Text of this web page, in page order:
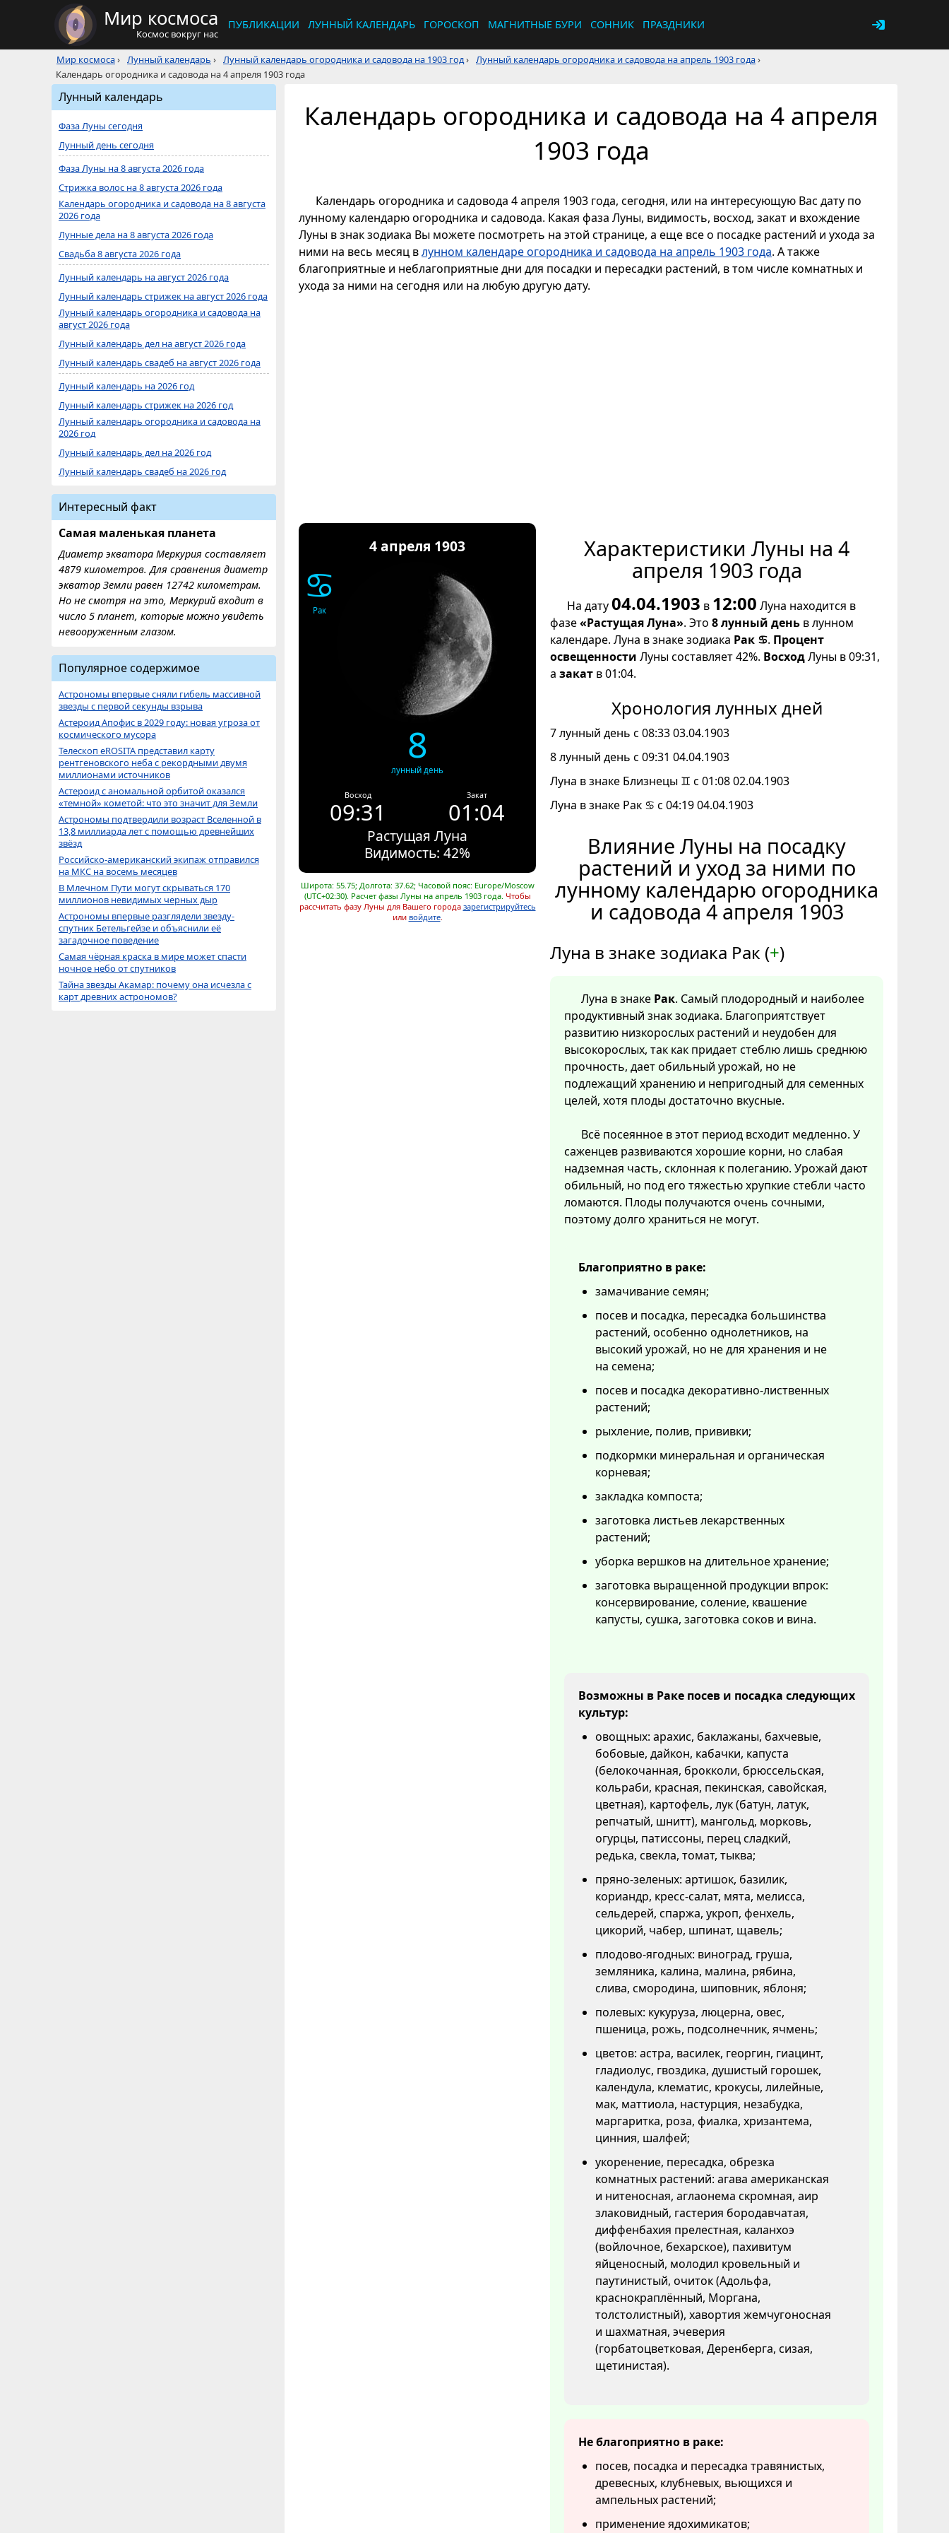
Мир космоса
Космос вокруг нас
ПУБЛИКАЦИИ ЛУННЫЙ КАЛЕНДАРЬ ГОРОСКОП МАГНИТНЫЕ БУРИ СОННИК ПРАЗДНИКИ
Мир космоса› Лунный календарь › Лунный календарь огородника и садовода на 1903 год› Лунный календарь огородника и садовода на апрель 1903 года›
Календарь огородника и садовода на 4 апреля 1903 года
Календарь огородника и садовода на 4 апреля
1903 года
Календарь огородника и садовода 4 апреля 1903 года, сегодня, или на интересующую Вас дату по
лунному календарю огородника и садовода. Какая фаза Луны, видимость, восход, закат и вхождение
Луны в знак зодиака Вы можете посмотреть на этой странице, а еще все о посадке растений и ухода за
ними на весь месяц влунном календаре огородника и садовода на апрель 1903 года. А также
благоприятные и неблагоприятные дни для посадки и пересадки растений, в том числе комнатных и
ухода за ними на сегодня или на любую другую дату.
4 апреля 1903
♋
Рак
8
лунный день
Восход
09:31
Закат
01:04
Растущая Луна
Видимость: 42%
Широта: 55.75; Долгота: 37.62; Часовой пояс: Europe/Moscow
(UTC+02:30). Расчет фазы Луны на апрель 1903 года. Чтобы
рассчитать фазу Луны для Вашего города зарегистрируйтесь
или войдите.
Характеристики Луны на 4
апреля 1903 года
На дату04.04.1903 в 12:00 Луна находится в
фазе«Растущая Луна». Это 8 лунный день в лунном
календаре. Луна в знаке зодиака Рак ♋. Процент
освещенности Луны составляет 42%. ВосходЛуны в 09:31,
а закат в 01:04.
Хронология лунных дней
7 лунный день с 08:33 03.04.1903
8 лунный день с 09:31 04.04.1903
Луна в знаке Близнецы ♊ с 01:08 02.04.1903
Луна в знаке Рак ♋ с 04:19 04.04.1903
Влияние Луны на посадку
растений и уход за ними по
лунному календарю огородника
и садовода 4 апреля 1903
Луна в знаке зодиака Рак (+)
Луна в знаке Рак. Самый плодородный и наиболее
продуктивный знак зодиака. Благоприятствует
развитию низкорослых растений и неудобен для
высокорослых, так как придает стеблю лишь среднюю
прочность, дает обильный урожай, но не
подлежащий хранению и непригодный для семенных
целей, хотя плоды достаточно вкусные.
Всё посеянное в этот период всходит медленно. У
саженцев развиваются хорошие корни, но слабая
надземная часть, склонная к полеганию. Урожай дают
обильный, но под его тяжестью хрупкие стебли часто
ломаются. Плоды получаются очень сочными,
поэтому долго храниться не могут.
Благоприятно в раке:
замачивание семян;
посев и посадка, пересадка большинства
растений, особенно однолетников, на
высокий урожай, но не для хранения и не
на семена;
посев и посадка декоративно-лиственных
растений;
рыхление, полив, прививки;
подкормки минеральная и органическая
корневая;
закладка компоста;
заготовка листьев лекарственных
растений;
уборка вершков на длительное хранение;
заготовка выращенной продукции впрок:
консервирование, соление, квашение
капусты, сушка, заготовка соков и вина.
Возможны в Раке посев и посадка следующих
культур:
овощных: арахис, баклажаны, бахчевые,
бобовые, дайкон, кабачки, капуста
(белокочанная, брокколи, брюссельская,
кольраби, красная, пекинская, савойская,
цветная), картофель, лук (батун, латук,
репчатый, шнитт), мангольд, морковь,
огурцы, патиссоны, перец сладкий,
редька, свекла, томат, тыква;
пряно-зеленых: артишок, базилик,
кориандр, кресс-салат, мята, мелисса,
сельдерей, спаржа, укроп, фенхель,
цикорий, чабер, шпинат, щавель;
плодово-ягодных: виноград, груша,
земляника, калина, малина, рябина,
слива, смородина, шиповник, яблоня;
полевых: кукуруза, люцерна, овес,
пшеница, рожь, подсолнечник, ячмень;
цветов: астра, василек, георгин, гиацинт,
гладиолус, гвоздика, душистый горошек,
календула, клематис, крокусы, лилейные,
мак, маттиола, настурция, незабудка,
маргаритка, роза, фиалка, хризантема,
цинния, шалфей;
укоренение, пересадка, обрезка
комнатных растений: агава американская
и нитеносная, аглаонема скромная, аир
злаковидный, гастерия бородавчатая,
диффенбахия прелестная, каланхоэ
(войлочное, бехарское), пахивитум
яйценосный, молодил кровельный и
паутинистый, очиток (Адольфа,
краснокраплённый, Моргана,
толстолистный), хавортия жемчугоносная
и шахматная, эчеверия
(горбатоцветковая, Деренберга, сизая,
щетинистая).
Не благоприятно в раке:
посев, посадка и пересадка травянистых,
древесных, клубневых, вьющихся и
ампельных растений;
применение ядохимикатов;
Лунный календарь
Фаза Луны сегодня
Лунный день сегодня
Фаза Луны на 8 августа 2026 года
Стрижка волос на 8 августа 2026 года
Календарь огородника и садовода на 8 августа
2026 года
Лунные дела на 8 августа 2026 года
Свадьба 8 августа 2026 года
Лунный календарь на август 2026 года
Лунный календарь стрижек на август 2026 года
Лунный календарь огородника и садовода на
август 2026 года
Лунный календарь дел на август 2026 года
Лунный календарь свадеб на август 2026 года
Лунный календарь на 2026 год
Лунный календарь стрижек на 2026 год
Лунный календарь огородника и садовода на
2026 год
Лунный календарь дел на 2026 год
Лунный календарь свадеб на 2026 год
Интересный факт
Самая маленькая планета
Диаметр экватора Меркурия составляет
4879 километров. Для сравнения диаметр
экватор Земли равен 12742 километрам.
Но не смотря на это, Меркурий входит в
число 5 планет, которые можно увидеть
невооруженным глазом.
Популярное содержимое
Астрономы впервые сняли гибель массивной
звезды с первой секунды взрыва
Астероид Апофис в 2029 году: новая угроза от
космического мусора
Телескоп eROSITA представил карту
рентгеновского неба с рекордными двумя
миллионами источников
Астероид с аномальной орбитой оказался
«темной» кометой: что это значит для Земли
Астрономы подтвердили возраст Вселенной в
13,8 миллиарда лет с помощью древнейших
звёзд
Российско-американский экипаж отправился
на МКС на восемь месяцев
В Млечном Пути могут скрываться 170
миллионов невидимых черных дыр
Астрономы впервые разглядели звезду-
спутник Бетельгейзе и объяснили её
загадочное поведение
Самая чёрная краска в мире может спасти
ночное небо от спутников
Тайна звезды Акамар: почему она исчезла с
карт древних астрономов?